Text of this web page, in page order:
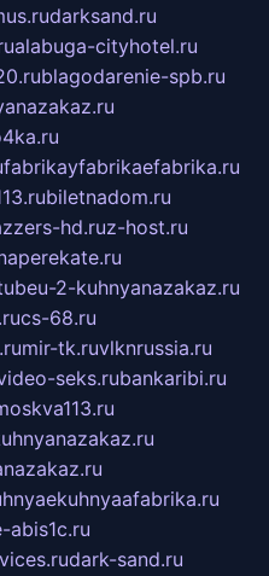
darksand.ru
alabuga-cityhotel.ru
blagodarenie-spb.ru
fabrikayfabrikaefabrika.ru
biletnadom.ru
hd.ruz-host.ru
2-kuhnyanazakaz.ru
cs-68.ru
mir-tk.ruvlknrussia.ru
seks.rubankaribi.ru
abis1c.ru
dark-sand.ru